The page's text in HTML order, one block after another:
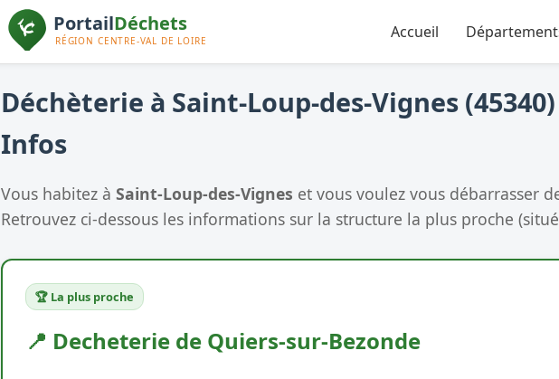
Accueil
Déchèterie à Saint-Loup-des-Vignes
Infos
Vous habitez à Saint-Loup-des-Vignes et vous voulez vous débarrasser
Retrouvez ci-dessous les informations sur la structure la plus proche
🏆 La plus proche
📍 Decheterie de Quiers-sur-Bezonde